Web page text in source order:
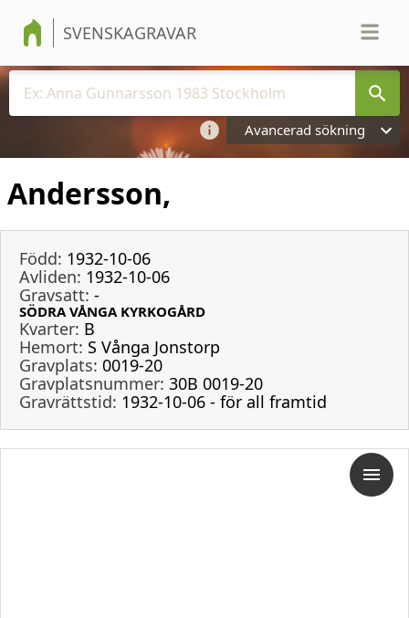
SVENSKAGRAVAR
Avancerad sökning
Andersson,
Född: 1932-10-06
Avliden: 1932-10-06
Gravsatt: -
SÖDRA VÅNGA KYRKOGÅRD
Kvarter: B
Hemort: S Vånga Jonstorp
Gravplats: 0019-20
Gravplatsnummer: 30B 0019-20
Gravrättstid: 1932-10-06 - för all framtid